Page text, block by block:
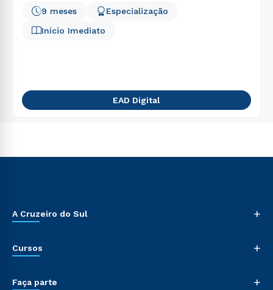
Especialização
9 meses
Início Imediato
EAD Digital
A Cruzeiro do Sul +
Cursos +
Faça parte +